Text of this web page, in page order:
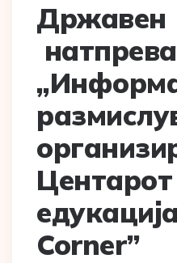
Државен
Corner”